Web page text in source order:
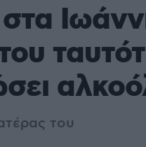
του